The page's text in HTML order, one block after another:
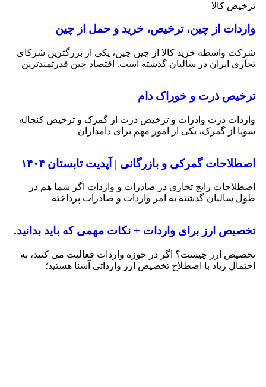
ترخیص کالا
واردات از چین، ترخیص، خرید و حمل از چین
شرکت واسطه خرید کالا از چین چین، یکی از بزرگترین شرکای
تجاری ایران در سالیان گذشته است. اقتصاد چین قدرتمندترین
ترخیص ذرت و خوراک دام
واردات ذرت وادرات و ترخیص ذرت از گمرک و ترخیص کنجاله
سویا از گمرک، یکی از امور مهم برای دامداران
اصطلاحات گمرکی و بازرگانی | آپدیت تابستان ۱۴۰۴
اصطلاحات رایج تجاری در صادرات و واردات اگر شما هم در
طول سالیان گذشته به امر واردات و صادرات پرداخته
تخصیص ارز برای واردات + نکات مهمی که باید بدانید.
تخصیص ارز چیست؟ اگر در حوزه واردات فعالیت می کنید، به
احتمال زیاد با اصطلاح تخصیص ارز وارداتی آشنا هستید؛